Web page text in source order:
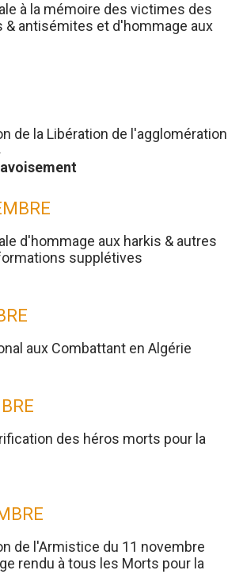
à la mémoire des victimes des
antisémites et d'hommage aux
de la Libération de l'agglomération
d'hommage aux harkis & autres
supplétives
aux Combattant en Algérie
des héros morts pour la
de l'Armistice du 11 novembre
rendu à tous les Morts pour la